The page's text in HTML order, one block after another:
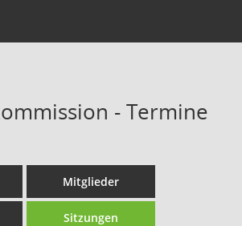
- Termine
Mitglieder
Sitzungen